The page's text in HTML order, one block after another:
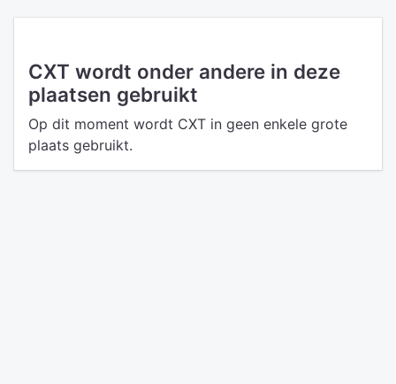
CXT wordt onder andere in deze
plaatsen gebruikt
Op dit moment wordt CXT in geen enkele grote
plaats gebruikt.